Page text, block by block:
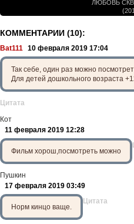
ЛЮБОВЬ
КОММЕНТАРИИ (10):
Bat111 10 февраля 2019 17:04
Так себе, один раз можно
Для детей дошкольного возраста
Цитата
Кот
11 февраля 2019 12:28
Фильм хорош,посмотреть можно
Пушкин
17 февраля 2019 03:49
Норм кинцо ваще.
Цитата